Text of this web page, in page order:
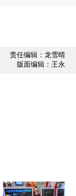
责任编辑：龙雪晴
版面编辑：王永